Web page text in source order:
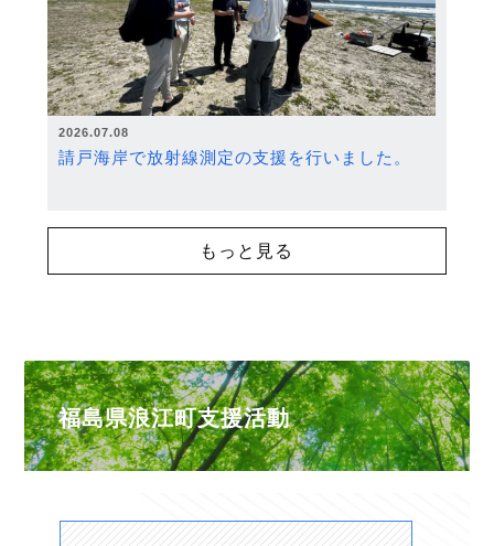
2026.07.08
請戸海岸で放射線測定の支援を行いました。
もっと見る
福島県浪江町支援活動